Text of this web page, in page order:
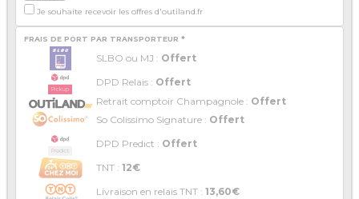
Je souhaite recevoir les offres d'outiland.fr
FRAIS DE PORT PAR TRANSPORTEUR *
SLBO ou MJ : Offert
DPD Relais : Offert
Retrait comptoir Champagnole : Offert
So Colissimo Signature : Offert
DPD Predict : Offert
TNT : 12€
Livraison en relais TNT : 13,60€